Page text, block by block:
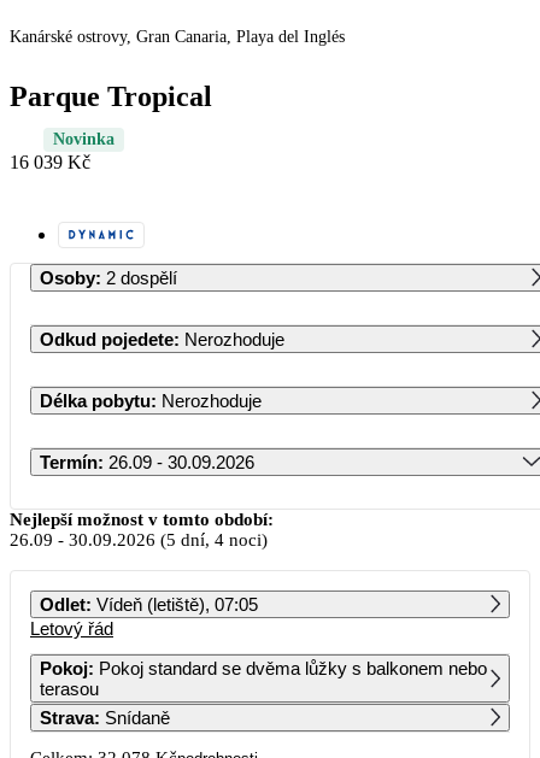
Kanárské ostrovy, Gran Canaria, Playa del Inglés
Parque Tropical
Novinka
16 039 Kč
Osoby: 2 dospělí
Odkud pojedete: Nerozhoduje
Délka pobytu: Nerozhoduje
Termín: 26.09 - 30.09.2026
Září 2026
PO ÚT ST ČT PÁ SO NE
7 8 9 10 11 12 13
Nejlepší možnost v tomto období:
26.09 - 30.09.2026 (5 dní, 4 noci)
Odlet: Vídeň (letiště), 07:05
Letový řád
Pokoj: Pokoj standard se dvěma lůžky s balkonem nebo
terasou
Strava: Snídaně